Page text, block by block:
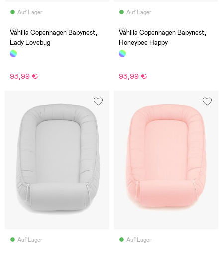
Auf Lager
(0)
Vanilla Copenhagen Babynest,
Lady Lovebug
93,99 €
Auf Lager
(0)
Vanilla Copenhagen Babynest,
Honeybee Happy
93,99 €
Auf Lager Auf Lager